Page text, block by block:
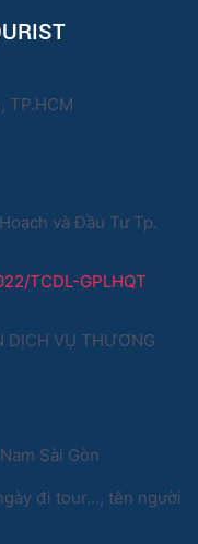
TP.HCM
và Đầu Tư Tp.
TCDL-GPLHQT
DỊCH VỤ THƯƠNG
Sài Gòn
đi tour..., tên người